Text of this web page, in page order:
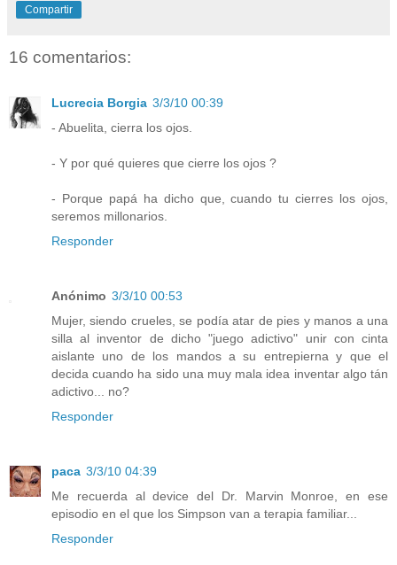
Compartir
16 comentarios:
Lucrecia Borgia 3/3/10 00:39
- Abuelita, cierra los ojos.
- Y por qué quieres que cierre los ojos ?
- Porque papá ha dicho que, cuando tu cierres los ojos,
seremos millonarios.
Responder
Anónimo 3/3/10 00:53
Mujer, siendo crueles, se podía atar de pies y manos a una
silla al inventor de dicho "juego adictivo" unir con cinta
aislante uno de los mandos a su entrepierna y que el
decida cuando ha sido una muy mala idea inventar algo tán
adictivo... no?
Responder
paca 3/3/10 04:39
Me recuerda al device del Dr. Marvin Monroe, en ese
episodio en el que los Simpson van a terapia familiar...
Responder